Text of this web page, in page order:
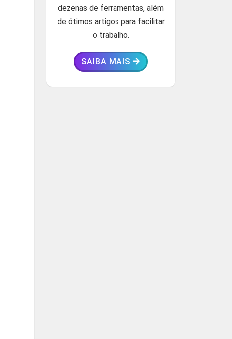
dezenas de ferramentas, além
de ótimos artigos para facilitar
o trabalho.
SAIBA MAIS